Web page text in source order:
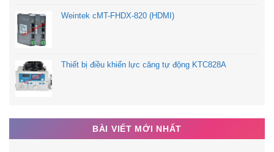
Weintek cMT-FHDX-820 (HDMI)
Thiết bị điều khiển lực căng tự động KTC828A
BÀI VIẾT MỚI NHẤT